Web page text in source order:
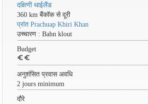
दक्षिणी थाईलैंड
360 km बैंकॉक से दूरी
प्रांत Prachuap Khiri Khan
उच्चारण : Bahn klout
Budget
euro euro
अनुशंसित प्रवास अवधि
2 jours minimum
दौरे